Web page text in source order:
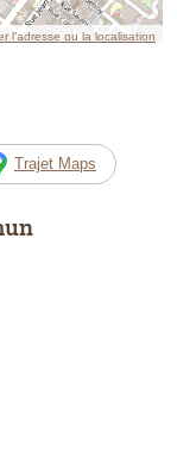
l’adresse ou la localisation
Trajet Maps